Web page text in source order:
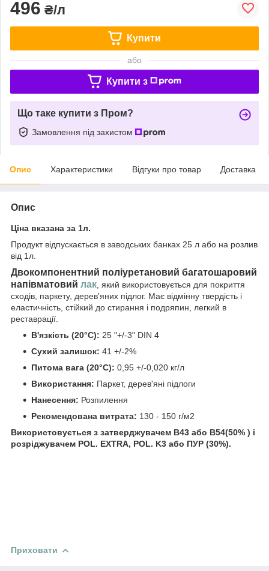
496 ₴/л
Купити
або
Купити з
Що таке купити з Пром?
Замовлення під захистом
Опис Характеристики Відгуки про товар Доставка
Опис
Ціна вказана за 1л.
Продукт відпускається в заводських банках 25 л або на розлив
від 1л.
Двокомпонентний поліуретановий багатошаровий
напівматовий лак , який використовується для покриття
сходів, паркету, дерев'яних підлог. Має відмінну твердість і
еластичність, стійкий до стирання і подряпин, легкий в
реставрації.
В'язкість (20°C): 25 "+/-3" DIN 4
Сухий залишок: 41 +/-2%
Питома вага (20°C): 0,95 +/-0,020 кг/л
Використання: Паркет, дерев'яні підлоги
Нанесення: Розпилення
Рекомендована витрата: 130 - 150 г/м2
Використовується з затверджувачем B43 або B54(50% ) і
розріджувачем POL. EXTRA, POL. K3 або ПУР (30%).
Приховати